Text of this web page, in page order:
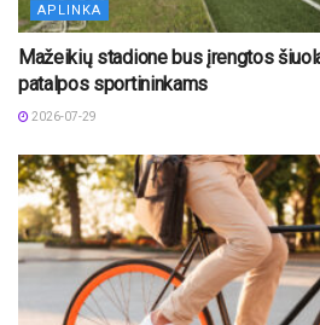
APLINKA
Mažeikių stadione bus įrengtos
patalpos sportininkams
2026-07-29